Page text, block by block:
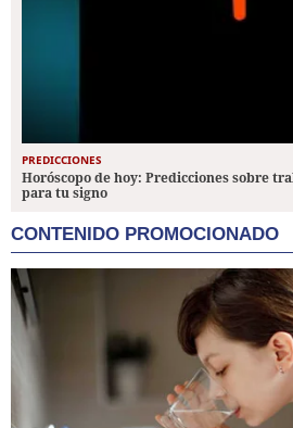
PREDICCIONES
Horóscopo de hoy: Predicciones sobre
para tu signo
CONTENIDO PROMOCIONADO